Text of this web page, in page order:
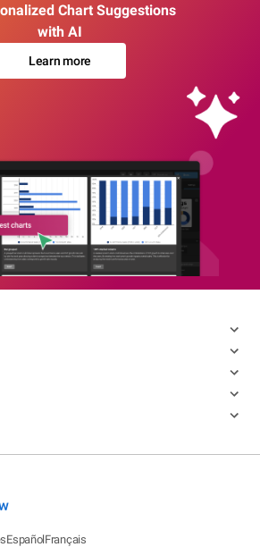
Chart Suggestions
with AI
Learn more
EspañolFrançais